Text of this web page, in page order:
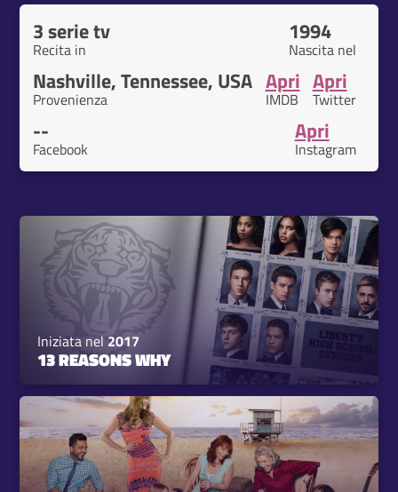
3 serie tv
Recita in
1994
Nascita nel
Nashville, Tennessee, USA
Provenienza
Apri
IMDB
Apri
Twitter
--
Facebook
Apri
Instagram
Iniziata nel 2017
13 REASONS WHY